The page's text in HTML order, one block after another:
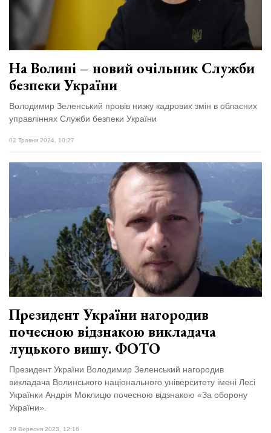
Спартакіада
VolWe...
29 Липня 2026
579 переглядів
Персона
Лайф
Афіша
ZONE 18+
Політика конфіденційності
На Волині – новий очільник Служби
безпеки України
Володимир Зеленський провів низку кадрових змін в обласних
управліннях Служби безпеки України
02 Травня 2024, 10:27
Президент України нагородив
почесною відзнакою викладача
луцького вишу. ФОТО
Президент України Володимир Зеленський нагородив
викладача Волинського національного університету імені Лесі
Українки Андрія Моклицю почесною відзнакою «За оборону
України».
29 Вересня 2023, 12:16